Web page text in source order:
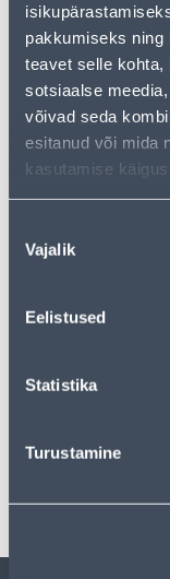
pakkumiseks ning
teavet selle
sotsiaalse
võivad seda
esitanud või mida
kasutamise käigus.
valik
Vajalik
Eelistused
Statistika
Turustamine
• Tigude ja
puuvilja- ja
• Kogus on 1 kg.
• 14-päevane